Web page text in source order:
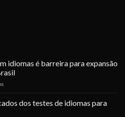
idiomas é barreira para expansão
de
domínio
dos testes de idiomas para